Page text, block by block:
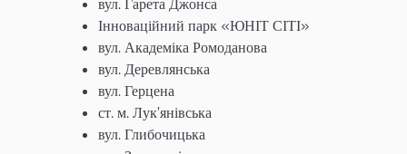
Інноваційний парк «ЮНІТ СІТІ»
вул. Академіка Ромоданова
вул. Деревлянська
вул. Герцена
ст. м. Лук’янівська
вул. Глибочицька